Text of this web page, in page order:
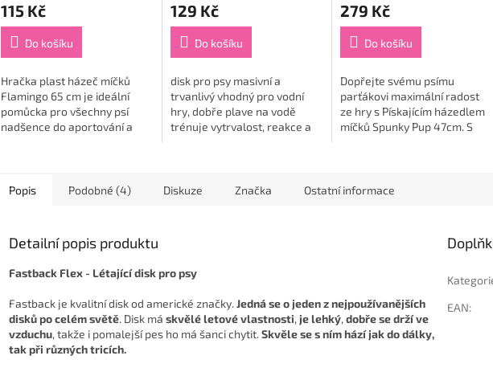
115 Kč
Do košíku
Hračka plast házeč míčků
Flamingo 65 cm je ideální
pomůcka pro všechny psí
nadšence do aportování a
129 Kč
Do košíku
disk pro psy masivní a
trvanlivý vhodný pro vodní
hry, dobře plave na vodě
trénuje vytrvalost, reakce a
279 Kč
Do košíku
Dopřejte svému psímu
parťákovi maximální radost
ze hry s Pískajícím házedlem
míčků Spunky Pup 47cm. S
vzdálenosti...
Popis Podobné (4) Diskuze Značka Ostatní informace
Detailní popis produktu
Fastback Flex - Létající disk pro psy
Fastback je kvalitní disk od americké značky. Jedná se o jeden z nejpoužívanějších
disků po celém světě. Disk má skvělé letové vlastnosti, je lehký, dobře se drží ve
vzduchu, takže i pomalejší pes ho má šanci chytit. Skvěle se s ním hází jak do dálky,
tak při různých tricích.
EAN: